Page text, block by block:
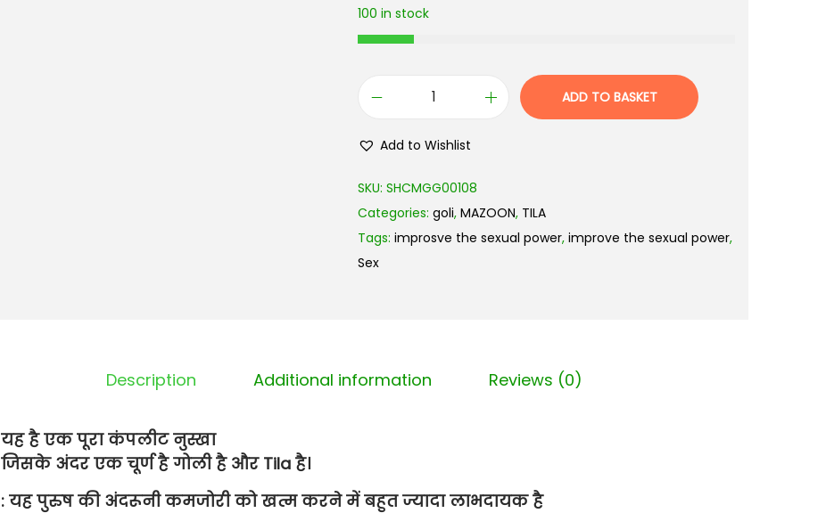
100 in stock
ADD TO BASKET
Add to Wishlist
SKU: SHCMGG00108
Categories: goli, MAZOON, TILA
Tags: improsve the sexual power, improve the sexual power,
Sex
Description Additional information Reviews (0)
यह है एक पूरा कंपलीट नुस्खा
जिसके अंदर एक चूर्ण है गोली है और Tila है।
: यह पुरुष की अंदरूनी कमजोरी को खत्म करने में बहुत ज्यादा लाभदायक है